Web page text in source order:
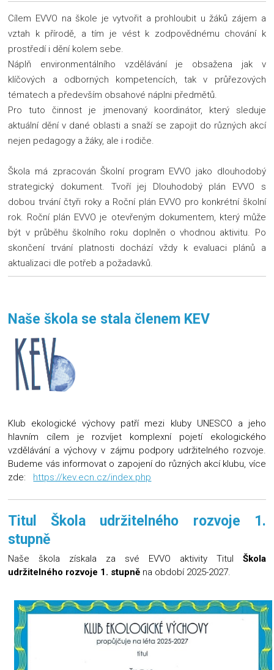
Cílem EVVO na škole je vytvořit a prohloubit u žáků zájem a
vztah k přírodě, a tím je vést k zodpovědnému chování k
prostředí i dění kolem sebe.
Náplň environmentálního vzdělávání je obsažena jak v
klíčových a odborných kompetencích, tak v průřezových
tématech a především obsahové náplni předmětů.
Pro tuto činnost je jmenovaný koordinátor, který sleduje
aktuální dění v dané oblasti a snaží se zapojit do různých akcí
nejen pedagogy a žáky, ale i rodiče.
Škola má zpracován Školní program EVVO jako dlouhodobý
strategický dokument. Tvoří jej Dlouhodobý plán EVVO s
dobou trvání čtyři roky a Roční plán EVVO pro konkrétní školní
rok. Roční plán EVVO je otevřeným dokumentem, který může
být v průběhu školního roku doplněn o vhodnou aktivitu. Po
skončení trvání platnosti dochází vždy k evaluaci plánů a
aktualizaci dle potřeb a požadavků.
Naše škola se stala členem KEV
Klub ekologické výchovy patří mezi kluby UNESCO a jeho
hlavním cílem je rozvíjet komplexní pojetí ekologického
vzdělávání a výchovy v zájmu podpory udržitelného rozvoje.
Budeme vás informovat o zapojení do různých akcí klubu, více
zde: https://kev.ecn.cz/index.php
Titul Škola udržitelného rozvoje 1.
stupně
Naše škola získala za své EVVO aktivity Titul Škola
udržitelného rozvoje 1. stupně na období 2025-2027.